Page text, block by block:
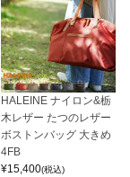
HALEINE ナイロン&栃
木レザー たつのレザー
ボストンバッグ 大きめ
4FB
¥15,400(税込)